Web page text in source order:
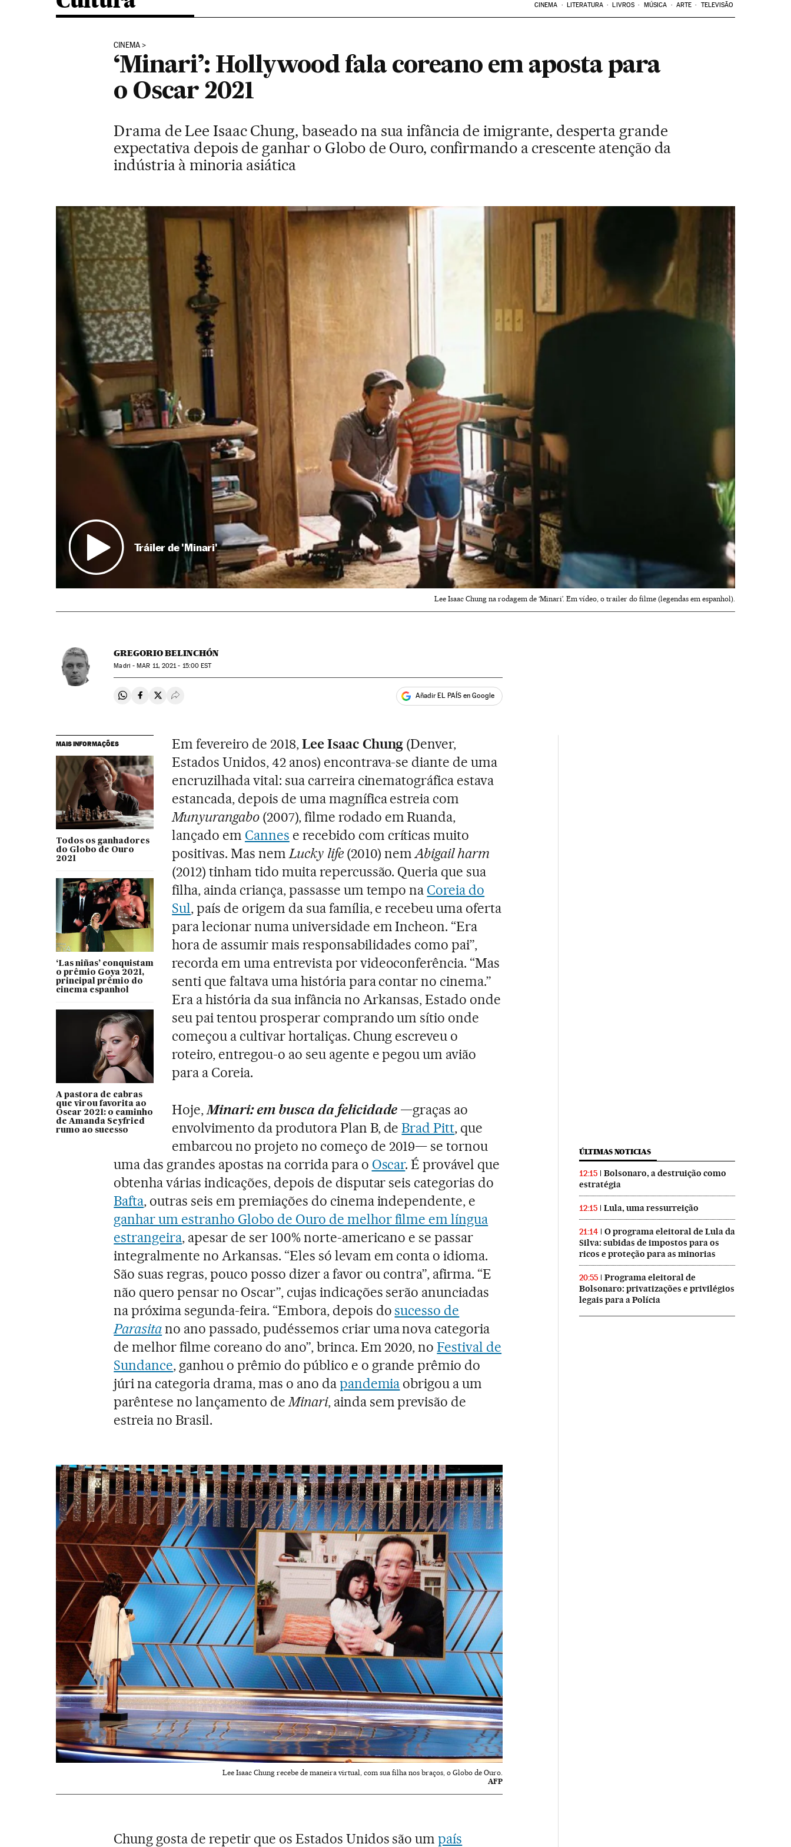
CINEMA LITERATURA LIVROS MÚSICA ARTE TELEVISÃO
CINEMA
‘Minari’: Hollywood fala coreano em aposta para
o Oscar 2021
Drama de Lee Isaac Chung, baseado na sua infância de imigrante, desperta grande
expectativa depois de ganhar o Globo de Ouro, confirmando a crescente atenção da
indústria à minoria asiática
Tráiler de 'Minari'
Lee Isaac Chung na rodagem de ‘Minari’. Em vídeo, o trailer do filme (legendas em espanhol).
GREGORIO BELINCHÓN
Madri -MAR 11, 2021 - 15:00 EST
Compartir en Whatsapp
Compartir en Facebook
Compartir en Twitter
Desplegar Redes Sociales Añadir EL PAÍS en Google
MAIS INFORMAÇÕES
Todos os ganhadores
do Globo de Ouro
2021
‘Las niñas’ conquistam
o prêmio Goya 2021,
principal prêmio do
cinema espanhol
A pastora de cabras
que virou favorita ao
Oscar 2021: o caminho
de Amanda Seyfried
rumo ao sucesso
Em fevereiro de 2018,Lee Isaac Chung (Denver,
Estados Unidos, 42 anos) encontrava-se diante de uma
encruzilhada vital: sua carreira cinematográfica estava
estancada, depois de uma magnífica estreia com
Munyurangabo(2007), filme rodado em Ruanda,
lançado em Cannes e recebido com críticas muito
positivas. Mas nemLucky life(2010) nemAbigail harm
(2012) tinham tido muita repercussão. Queria que sua
filha, ainda criança, passasse um tempo na Coreia do
Sul, país de origem da sua família, e recebeu uma oferta
para lecionar numa universidade em Incheon. “Era
hora de assumir mais responsabilidades como pai”,
recorda em uma entrevista por videoconferência. “Mas
senti que faltava uma história para contar no cinema.”
Era a história da sua infância no Arkansas, Estado onde
seu pai tentou prosperar comprando um sítio onde
começou a cultivar hortaliças. Chung escreveu o
roteiro, entregou-o ao seu agente e pegou um avião
para a Coreia.
Hoje,Minari: em busca da felicidade —graças ao
envolvimento da produtora Plan B, deBrad Pitt, que
embarcou no projeto no começo de 2019— se tornou
uma das grandes apostas na corrida para o Oscar. É provável que
obtenha várias indicações, depois de disputar seis categorias do
Bafta, outras seis em premiações do cinema independente, e
ganhar um estranho Globo de Ouro de melhor filme em língua
estrangeira, apesar de ser 100% norte-americano e se passar
integralmente no Arkansas. “Eles só levam em conta o idioma.
São suas regras, pouco posso dizer a favor ou contra”, afirma. “E
não quero pensar no Oscar”, cujas indicações serão anunciadas
na próxima segunda-feira. “Embora, depois dosucesso de
Parasitano ano passado, pudéssemos criar uma nova categoria
de melhor filme coreano do ano”, brinca. Em 2020, noFestival de
Sundance, ganhou o prêmio do público e o grande prêmio do
júri na categoria drama, mas o ano dapandemia obrigou a um
parêntese no lançamento deMinari, ainda sem previsão de
estreia no Brasil.
Lee Isaac Chung recebe de maneira virtual, com sua filha nos braços, o Globo de Ouro.
AFP
Chung gosta de repetir que os Estados Unidos são umpaís
ÚLTIMAS NOTICIAS
12:15
Bolsonaro, a destruição como
estratégia
12:15 Lula, uma ressurreição
21:14
O programa eleitoral de Lula da
Silva: subidas de impostos para os
ricos e proteção para as minorias
20:55
Programa eleitoral de
Bolsonaro: privatizações e privilégios
legais para a Polícia